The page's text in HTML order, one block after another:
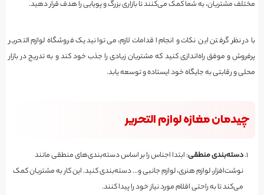
مختلف مشتریان، به شما کمک می‌کنند تا بازاری بزرگ و پویایی را هدف قرار دهید.
با در نظر گرفتن این نکات و انجام اقدامات لازم، می‌توانید یک فروشگاه لوازم التحریر
پرفروش و موفق راه‌اندازی کنید که مشتریان زیادی را جذب خود کند و به تدریج در بازار
محلی و رقابتی به جایگاه خود ایستاده و توسعه یابد.
چیدمان مغازه لوازم التحریر
دسته‌بندی منطقی: ابتدا اجناس را بر اساس دسته‌بندی‌های منطقی مانند
نوشت‌افزار، لوازم هنری، لوازم جانبی و… دسته‌بندی کنید. این کار به مشتریان کمک
می‌کند تا به راحتی اقلام مورد نیاز خود را پیدا کنند.